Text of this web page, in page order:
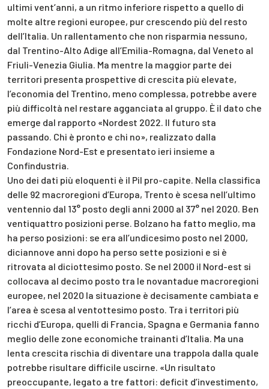
ultimi vent’anni, a un ritmo inferiore rispetto a quello di
molte altre regioni europee, pur crescendo più del resto
dell’Italia. Un rallentamento che non risparmia nessuno,
dal Trentino-Alto Adige all’Emilia-Romagna, dal Veneto al
Friuli-Venezia Giulia. Ma mentre la maggior parte dei
territori presenta prospettive di crescita più elevate,
l’economia del Trentino, meno complessa, potrebbe avere
più difficoltà nel restare agganciata al gruppo. È il dato che
emerge dal rapporto «Nordest 2022. Il futuro sta
passando. Chi è pronto e chi no», realizzato dalla
Fondazione Nord-Est e presentato ieri insieme a
Confindustria.
Uno dei dati più eloquenti è il Pil pro-capite. Nella classifica
delle 92 macroregioni d’Europa, Trento è scesa nell’ultimo
ventennio dal 13° posto degli anni 2000 al 37° nel 2020. Ben
ventiquattro posizioni perse. Bolzano ha fatto meglio, ma
ha perso posizioni: se era all’undicesimo posto nel 2000,
diciannove anni dopo ha perso sette posizioni e si è
ritrovata al diciottesimo posto. Se nel 2000 il Nord-est si
collocava al decimo posto tra le novantadue macroregioni
europee, nel 2020 la situazione è decisamente cambiata e
l’area è scesa al ventottesimo posto. Tra i territori più
ricchi d’Europa, quelli di Francia, Spagna e Germania fanno
meglio delle zone economiche trainanti d’Italia. Ma una
lenta crescita rischia di diventare una trappola dalla quale
potrebbe risultare difficile uscirne. «Un risultato
preoccupante, legato a tre fattori: deficit d’investimento,